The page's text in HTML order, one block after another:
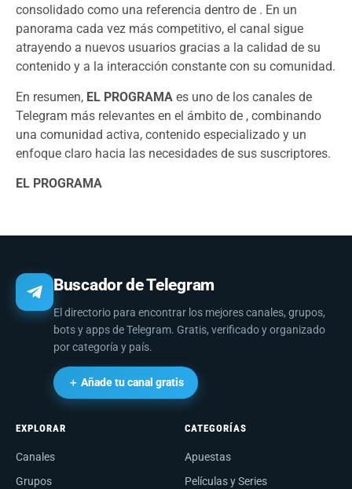
consolidado como una referencia dentro de . En un
panorama cada vez más competitivo, el canal sigue
atrayendo a nuevos usuarios gracias a la calidad de su
contenido y a la interacción constante con su comunidad.
En resumen, EL PROGRAMA es uno de los canales de
Telegram más relevantes en el ámbito de , combinando
una comunidad activa, contenido especializado y un
enfoque claro hacia las necesidades de sus suscriptores.
EL PROGRAMA
Buscador de Telegram
El directorio para encontrar los mejores canales, grupos,
bots y apps de Telegram. Gratis, verificado y organizado
por categoría y país.
＋ Añade tu canal gratis
EXPLORAR
Canales
Grupos
CATEGORÍAS
Apuestas
Películas y Series